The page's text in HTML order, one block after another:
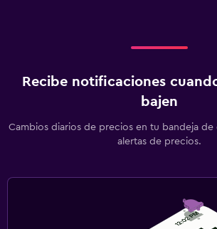
Recibe notificaciones
bajen
Cambios diarios de precios en tu bandeja de
alertas de precios.